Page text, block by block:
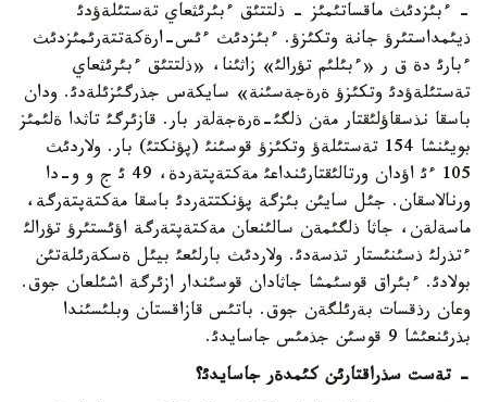
- ءبئزدئث ماقساتئمئز - ذلتتئق ءبئرئثعاي تةستئلةؤدئ
ذيئمداستئرؤ جانة وتكئزؤ. ءبئزدئث ءئس-ارةكةتتةرئمئزدئث
ءبارئ دة ق ر «ءبئلئم تؤرالئ» زاثئنا، «ذلتتئق ءبئرئثعاي
تةستئلةؤدئ وتكئزؤ ةرةجةسئنة» سايكةس جذرگئزئلةدئ. ودان
باسقا نذسقاؤلئقتار مةن ذلگئ-ةرةجةلةر بار. قازئرگئ تاثدا ةلئمئز
بويئنشا 154 تةستئلةؤ وتكئزؤ قوسئنئ (پؤنكتئ) بار. ولاردئث
105 ءئ اؤدان ورتالئقتارئنداعئ مةكتةپتةردة، 49 ئ ج و و-دا
ورنالاسقان. جئل سايئن بئزگة پؤنكتتةردئ باسقا مةكتةپتةرگة،
ماسةلةن، جاثا ذلگئمةن سالئنعان مةكتةپتةرگة اؤئستئرؤ تؤرالئ
ءتذرلئ ذسئنئستار تذسةدئ. ولاردئث بارلئعئ بيئل ةسكةرئلةتئن
بولادئ. ءبئراق قوسئمشا جاثادان قوسئندار ازئرگة اشئلعان جوق.
وعان رذقسات بةرئلگةن جوق. باتئس قازاقستان وبلئسئندا
بذرئنعئشا 9 قوسئن جذمئس جاسايدئ.
- تةست سذراقتارئن كئمدةر جاسايدئ؟